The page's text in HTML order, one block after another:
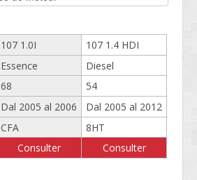
107 1.0I
Essence
68
Dal 2005 al 2006
CFA
Consulter
107 1.4 HDI
Diesel
54
Dal 2005 al 2012
8HT
Consulter